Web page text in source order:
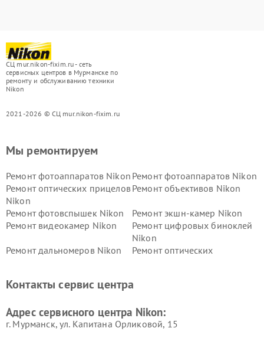
СЦ mur.nikon-fixim.ru - сеть
сервисных центров в Мурманске по
ремонту и обслуживанию техники
Nikon
2021-2026 © СЦ mur.nikon-fixim.ru
Мы ремонтируем
Ремонт фотоаппаратов Nikon Ремонт фотоаппаратов Nikon
Ремонт оптических прицелов
Nikon
Ремонт объективов Nikon
Ремонт фотовспышек Nikon
Ремонт экшн-камер Nikon
Ремонт видеокамер Nikon
Ремонт цифровых биноклей
Nikon
Ремонт дальномеров Nikon
Ремонт оптических
Контакты сервис центра
Адрес сервисного центра Nikon:
г. Мурманск, ул. Капитана Орликовой, 15